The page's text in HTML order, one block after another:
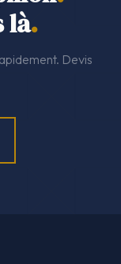
là.
Devis